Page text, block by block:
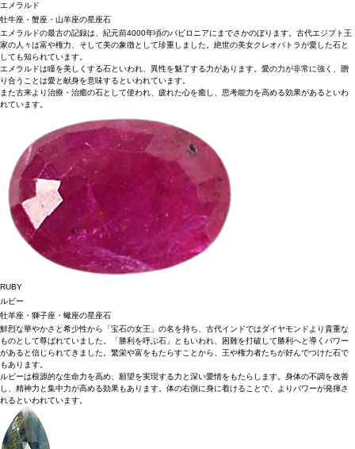
エメラルド
牡牛座・蟹座・山羊座の星座石
エメラルドの最古の記録は、紀元前4000年頃のバビロニアにまでさかのぼります。古代エジプト王
家の人々は富や権力、そして美の象徴として珍重しました。絶世の美女クレオパトラが愛した石と
しても知られています。
エメラルドは瞳を美しくする石といわれ、異性を魅了する力があります。愛の力が非常に強く、贈
り合うことは愛と献身を意味するといわれています。
また古来より治療・治癒の石として使われ、疲れた心を癒し、思考能力を高める効果があるといわ
れています。
RUBY
ルビー
牡羊座・獅子座・蠍座の星座石
鮮烈な華やかさと希少性から「宝石の女王」の名を持ち、古代インドではダイヤモンドより貴重な
ものとして尊ばれていました。「勝利を呼ぶ石」ともいわれ、困難を打破して勝利へと導くパワー
があると信じられてきました。繁栄や富をもたらすことから、王や権力者たちが好んでつけた石で
もあります。
ルビーは根源的な生命力を高め、願望を実現する力と深い愛情をもたらします。身体の不調を改善
し、精神力と集中力が高める効果もあります。体の右側に身に着けることで、よりパワーが発揮さ
れるといわれています。